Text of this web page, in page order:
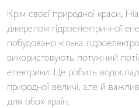
Крім своєї природної краси,
джерелом гідроелектричної
побудовано кілька
використовують потужний
електрики. Це робить
природної величі, але й
для обох країн.